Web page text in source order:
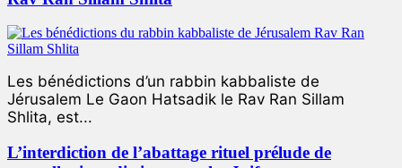
Les bénédictions d’un rabbin kabbaliste de
Jérusalem Le Gaon Hatsadik le Rav Ran Sillam
Shlita, est...
L’interdiction de l’abattage rituel prélude de